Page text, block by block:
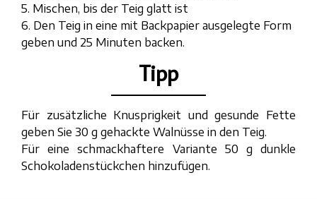
5. Mischen, bis der Teig glatt ist
6. Den Teig in eine mit Backpapier ausgelegte Form
geben und 25 Minuten backen.
Tipp
Für zusätzliche Knusprigkeit und gesunde Fette
geben Sie 30 g gehackte Walnüsse in den Teig.
Für eine schmackhaftere Variante 50 g dunkle
Schokoladenstückchen hinzufügen.